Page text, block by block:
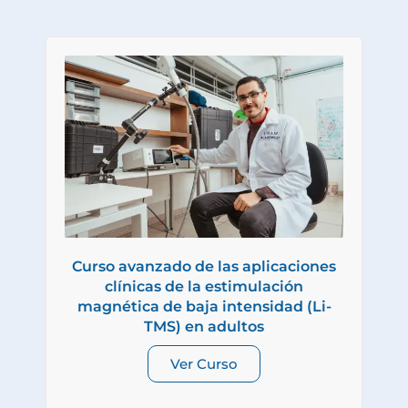
Curso avanzado de las aplicaciones
clínicas de la estimulación
magnética de baja intensidad (Li-
TMS) en adultos
Ver Curso